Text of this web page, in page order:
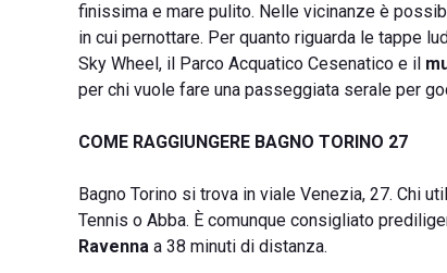
finissima e mare pulito. Nelle vicinanze è
in cui pernottare. Per quanto riguarda le tappe
Sky Wheel, il Parco Acquatico Cesenatico e il
per chi vuole fare una passeggiata serale per
COME RAGGIUNGERE BAGNO TORINO 27
Bagno Torino si trova in viale Venezia, 27. Chi
Tennis o Abba. È comunque consigliato
Ravenna a 38 minuti di distanza.